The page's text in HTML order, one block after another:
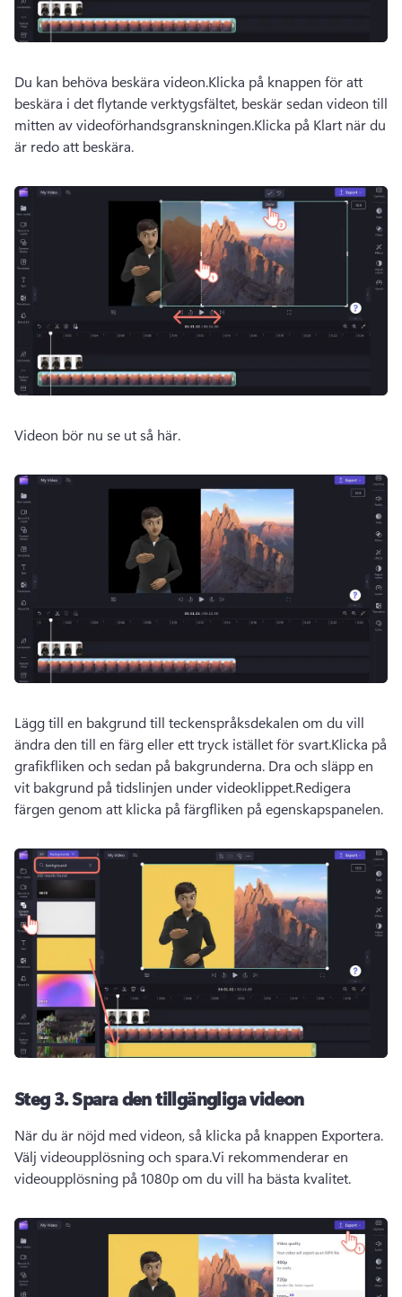
Du kan behöva beskära videon.Klicka på knappen för att
beskära i det flytande verktygsfältet, beskär sedan videon till
mitten av videoförhandsgranskningen.Klicka på Klart när du
är redo att beskära.
Videon bör nu se ut så här.
Lägg till en bakgrund till teckenspråksdekalen om du vill
ändra den till en färg eller ett tryck istället för svart.Klicka på
grafikfliken och sedan på bakgrunderna. Dra och släpp en
vit bakgrund på tidslinjen under videoklippet.Redigera
färgen genom att klicka på färgfliken på egenskapspanelen.
Steg 3.Spara den tillgängliga videon
Välj videoupplösning och spara.Vi rekommenderar en
videoupplösning på 1080p om du vill ha bästa kvalitet.